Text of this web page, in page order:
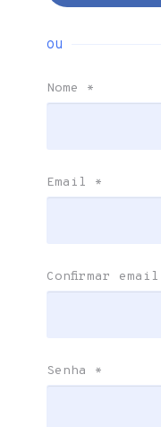
ou
Nome *
Email *
Confirmar email
Senha *